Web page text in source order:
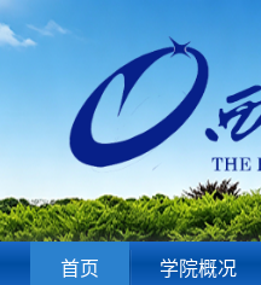
首页 学院概况